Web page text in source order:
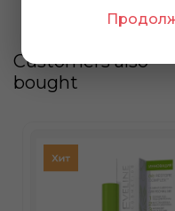
Customers also
bought